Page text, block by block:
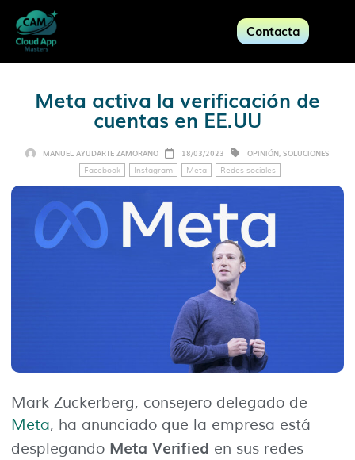
Contacta
Meta activa la verificación de
cuentas en EE.UU
MANUEL AYUDARTE ZAMORANO 18/03/2023 OPINIÓN, SOLUCIONES
Facebook Instagram Meta Redes sociales
Mark Zuckerberg, consejero delegado de
Meta, ha anunciado que la empresa está
desplegando Meta Verified en sus redes